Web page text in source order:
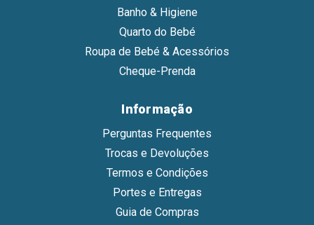
Banho & Higiene
Quarto do Bebé
Roupa de Bebé & Acessórios
Cheque-Prenda
Informação
Perguntas Frequentes
Trocas e Devoluções
Termos e Condições
Portes e Entregas
Guia de Compras